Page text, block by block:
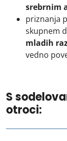
srebrnim
priznanja
skupnem
mladih
vedno
S
otroci: